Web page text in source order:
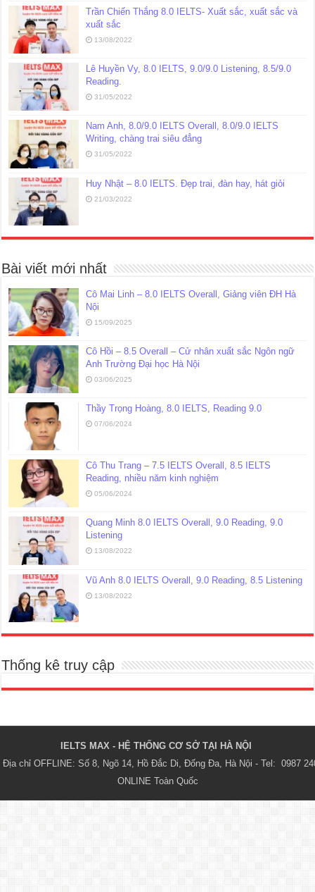
Trần Chiến Thắng 8.0 IELTS- Xuất sắc, xuất sắc và
xuất sắc
13/08/2022
Lê Huyền Vy, 8.0 IELTS, 9.0/9.0 Listening, 8.5/9.0
Reading.
31/05/2022
Nam Anh, 8.0/9.0 IELTS Overall, 8.0/9.0 IELTS
Writing, chàng trai siêu đẳng
31/05/2022
Huy Nhật – 8.0 IELTS. Đẹp trai, đàn hay, hát giỏi
21/03/2022
Bài viết mới nhất
Cô Mai Linh – 8.0 IELTS Overall, Giảng viên ĐH Hà
Nội
15/09/2025
Cô Hồi – 8.5 Overall – Cử nhân xuất sắc Ngôn ngữ
Anh Trường Đại học Hà Nội
03/06/2025
Thầy Trọng Hoàng, 8.0 IELTS, Reading 9.0
07/06/2024
Cô Thu Trang – 7.5 IELTS Overall, 8.5 IELTS
Reading, nhiều năm kinh nghiệm
05/06/2024
Quang Minh 8.0 IELTS Overall, 9.0 Reading, 9.0
Listening
13/08/2022
Vũ Anh 8.0 IELTS Overall, 9.0 Reading, 8.5 Listening
13/08/2022
Thống kê truy cập
IELTS MAX - HỆ THỐNG CƠ SỞ TẠI HÀ NỘI
Địa chỉ OFFLINE: Số 8, Ngõ 14, Hồ Đắc Di, Đống Đa, Hà Nội - Tel:  0987